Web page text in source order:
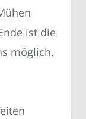
ist die
möglich.